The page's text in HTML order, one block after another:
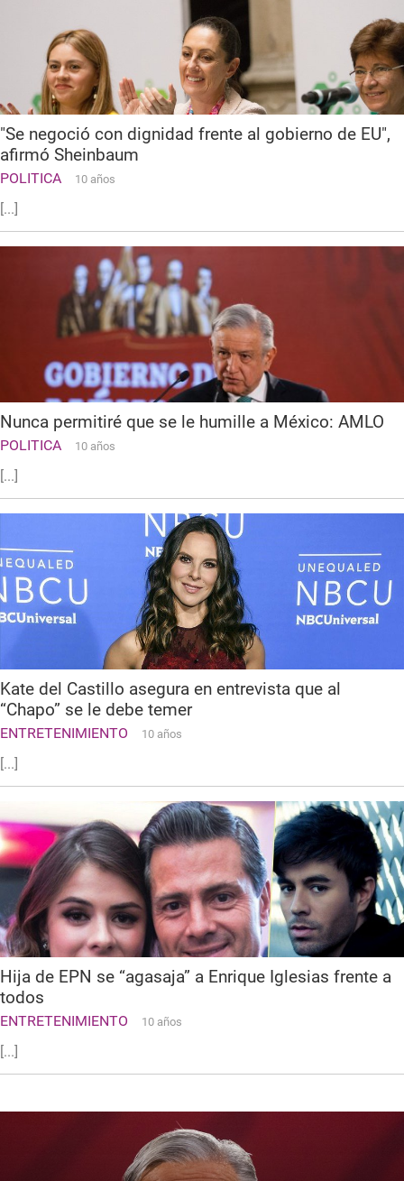
"Se negoció con dignidad frente al gobierno de EU",
afirmó Sheinbaum
POLITICA 10 años
[...]
Nunca permitiré que se le humille a México: AMLO
POLITICA 10 años
[...]
Kate del Castillo asegura en entrevista que al
“Chapo” se le debe temer
ENTRETENIMIENTO 10 años
[...]
Hija de EPN se “agasaja” a Enrique Iglesias frente a
todos
ENTRETENIMIENTO 10 años
[...]